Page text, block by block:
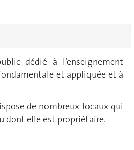
dédié à l’enseignement
et appliquée et à
de nombreux locaux qui
dont elle est propriétaire.